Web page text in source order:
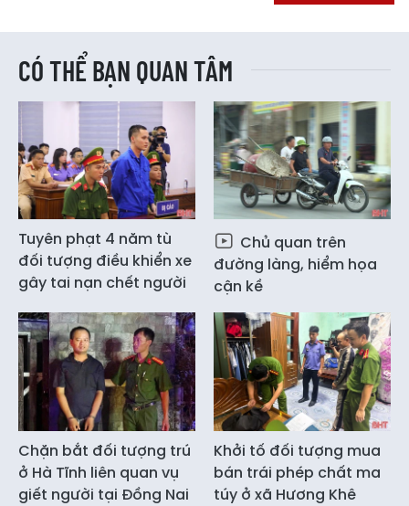
CÓ THỂ BẠN QUAN TÂM
Tuyên phạt 4 năm tù
đối tượng điều khiển xe
gây tai nạn chết người
Chủ quan trên
đường làng, hiểm họa
cận kề
Chặn bắt đối tượng trú
ở Hà Tĩnh liên quan vụ
giết người tại Đồng Nai
Khởi tố đối tượng mua
bán trái phép chất ma
túy ở xã Hương Khê